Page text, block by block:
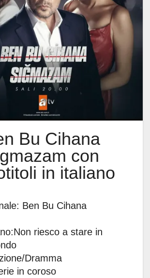
Bu Cihana
con
in italiano
Ben Bu Cihana
riesco a stare in
Dramma
in coroso